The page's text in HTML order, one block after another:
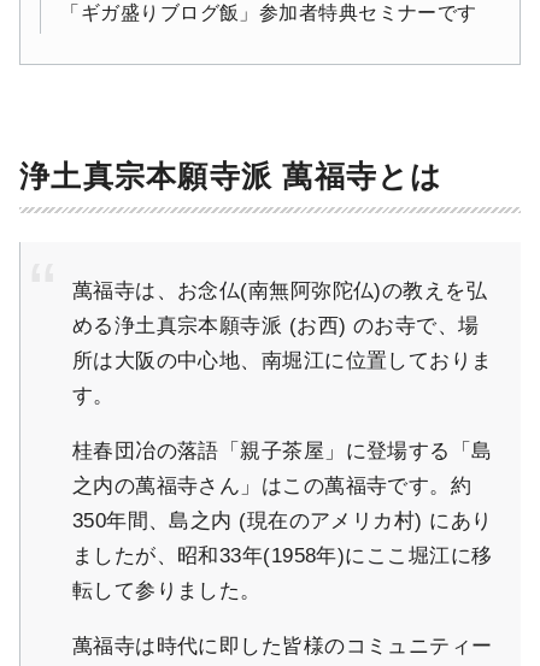
「ギガ盛りブログ飯」参加者特典セミナーです
浄土真宗本願寺派 萬福寺とは
萬福寺は、お念仏(南無阿弥陀仏)の教えを弘
める浄土真宗本願寺派 (お西) のお寺で、場
所は大阪の中心地、南堀江に位置しておりま
す。
桂春団冶の落語「親子茶屋」に登場する「島
之内の萬福寺さん」はこの萬福寺です。約
350年間、島之内 (現在のアメリカ村) にあり
ましたが、昭和33年(1958年)にここ堀江に移
転して参りました。
萬福寺は時代に即した皆様のコミュニティー